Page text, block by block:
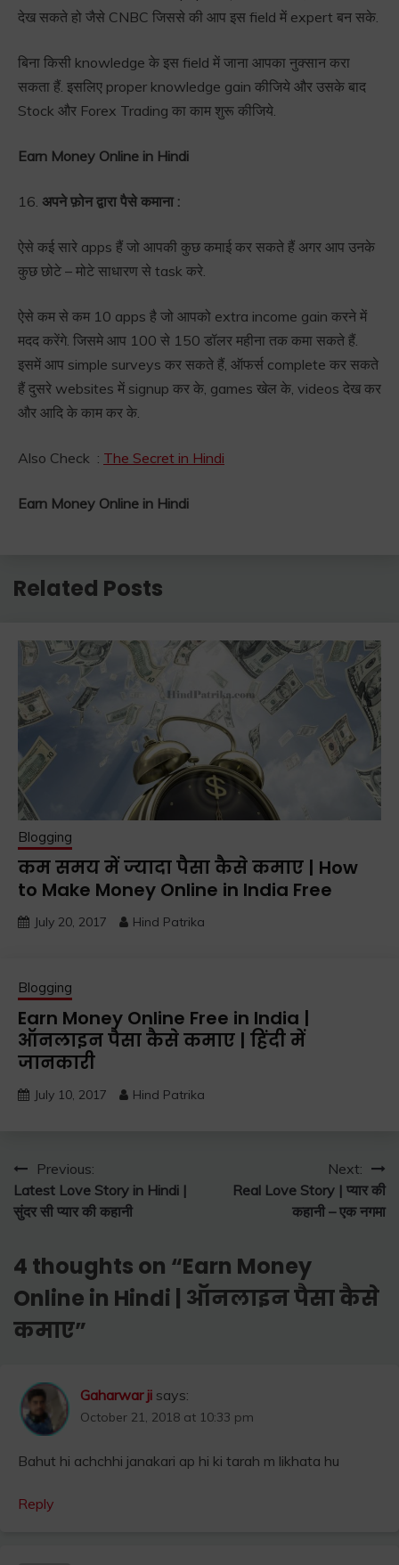
देख सकते हो जैसे CNBC जिससे की आप इस field में expert बन सके.
बिना किसी knowledge के इस field में जाना आपका नुक्सान करा
सकता हैं. इसलिए proper knowledge gain कीजिये और उसके बाद
Stock और Forex Trading का काम शुरू कीजिये.
Earn Money Online in Hindi
16. अपने फ़ोन द्वारा पैसे कमाना :
ऐसे कई सारे apps हैं जो आपकी कुछ कमाई कर सकते हैं अगर आप उनके
कुछ छोटे – मोटे साधारण से task करे.
ऐसे कम से कम 10 apps है जो आपको extra income gain करने में
मदद करेंगे. जिसमे आप 100 से 150 डॉलर महीना तक कमा सकते हैं.
इसमें आप simple surveys कर सकते हैं, ऑफर्स complete कर सकते
हैं दुसरे websites में signup कर के, games खेल के, videos देख कर
और आदि के काम कर के.
Also Check : The Secret in Hindi
Earn Money Online in Hindi
Related Posts
Blogging
कम समय में ज्यादा पैसा कैसे कमाए | How
to Make Money Online in India Free
July 20, 2017 Hind Patrika
Blogging
Earn Money Online Free in India |
ऑनलाइन पैसा कैसे कमाए | हिंदी में
जानकारी
July 10, 2017 Hind Patrika
Post
navigation
Previous:
Latest Love Story in Hindi |
सुंदर सी प्यार की कहानी
Next:
Real Love Story | प्यार की
कहानी – एक नगमा
4 thoughts on “Earn Money
Online in Hindi | ऑनलाइन पैसा कैसे
कमाए”
Gaharwar ji says:
October 21, 2018 at 10:33 pm
Bahut hi achchhi janakari ap hi ki tarah m likhata hu
Reply